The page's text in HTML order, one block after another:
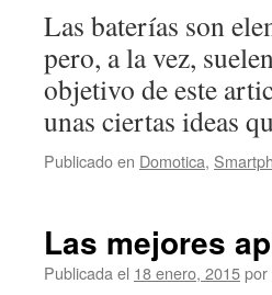
Las baterías son
pero, a la vez,
objetivo de este
unas ciertas ideas
Publicado en Domotica,
Las mejores
Publicada el 18 enero, 2015por